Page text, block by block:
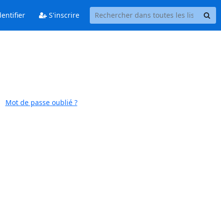
S'inscrire
Mot de passe oublié ?